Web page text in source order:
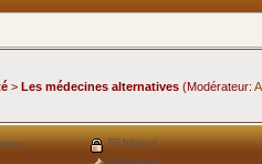
> Les médecines alternatives (Modérateur:
Fil bloqué
Fil épinglé